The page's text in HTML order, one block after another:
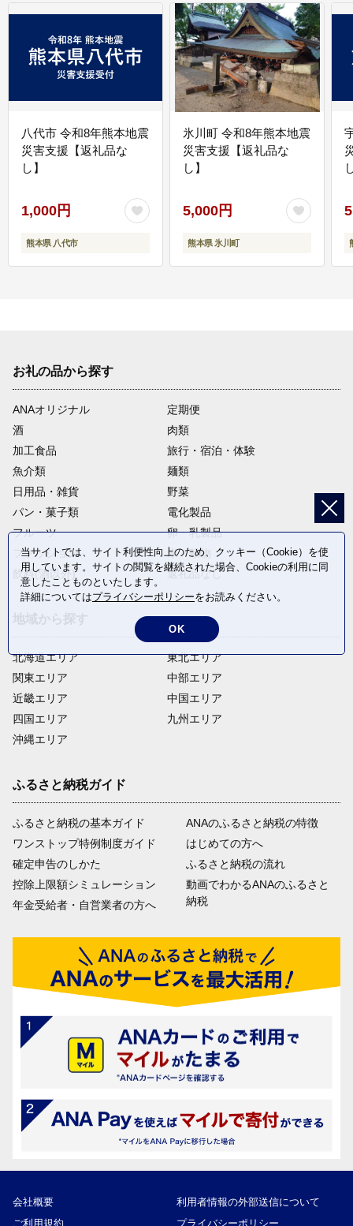
八代市 令和8年熊本地震
災害支援【返礼品な
し】
1,000円
熊本県 八代市
氷川町 令和8年熊本地震
災害支援【返礼品な
し】
5,000円
熊本県 氷川町
お礼の品から探す
ANAオリジナル
定期便
酒
肉類
加工食品
旅行・宿泊・体験
魚介類
麺類
日用品・雑貨
野菜
パン・菓子類
電化製品
フルーツ
卵・乳製品
ファッション
米・穀物
飲料(酒以外)
返礼品なし
北海道エリア
関東エリア
近畿エリア
四国エリア
沖縄エリア
東北エリア
中部エリア
中国エリア
九州エリア
ふるさと納税ガイド
ふるさと納税の基本ガイド
ワンストップ特例制度ガイド
確定申告のしかた
控除上限額シミュレーション
年金受給者・自営業者の方へ
ANAのふるさと納税の特徴
はじめての方へ
ふるさと納税の流れ
動画でわかるANAのふるさと
納税
会社概要
利用者情報の外部送信について
ご利用規約
プライバシーポリシー
当サイトでは、サイト利便性向上のため、クッキー（Cookie）を使
用しています。サイトの閲覧を継続された場合、Cookieの利用に同
意したことものといたします。
詳細についてはプライバシーポリシーをお読みください。
OK